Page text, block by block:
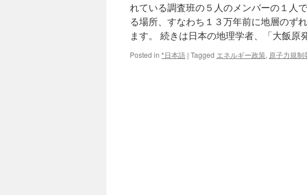
れている調査班の５人のメンバーの１人
る場所、すなわち１３万年前に地層のず
ます。 続きは日本の地理学者、「大飯原
Posted in *日本語 | Tagged エネルギー政策, 原子力規制